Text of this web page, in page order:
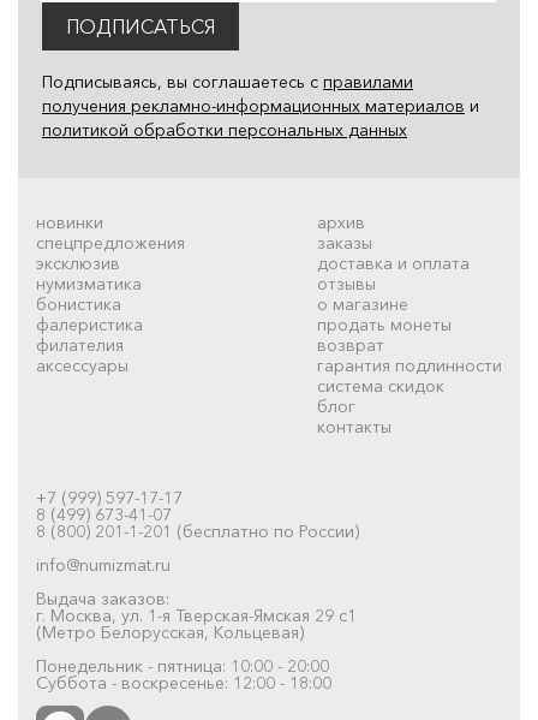
ПОДПИСАТЬСЯ
Подписываясь, вы соглашаетесь с правилами
получения рекламно-информационных материалов и
политикой обработки персональных данных
новинки
спецпредложения
эксклюзив
нумизматика
бонистика
фалеристика
филателия
аксессуары
архив
заказы
доставка и оплата
отзывы
о магазине
продать монеты
возврат
гарантия подлинности
система скидок
блог
контакты
+7 (999) 597-17-17
8 (499) 673-41-07
8 (800) 201-1-201 (бесплатно по России)
info@numizmat.ru
Выдача заказов:
г. Москва, ул. 1-я Тверская-Ямская 29 с1
(Метро Белорусская, Кольцевая)
Понедельник - пятница: 10:00 - 20:00
Суббота - воскресенье: 12:00 - 18:00